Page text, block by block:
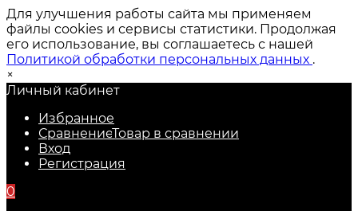
Для улучшения работы сайта мы применяем
файлы cookies и сервисы статистики. Продолжая
его использование, вы соглашаетесь с нашей
Политикой обработки персональных данных .
×
Личный кабинет
Избранное
СравнениеТовар в сравнении
Вход
Регистрация
0